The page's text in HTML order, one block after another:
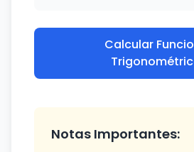
Calcular
Notas Importantes: